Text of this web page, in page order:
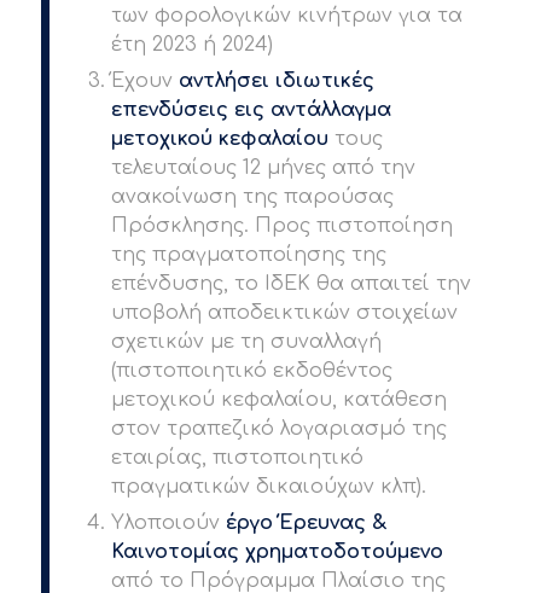
των φορολογικών κινήτρων για τα
έτη 2023 ή 2024)
Έχουν αντλήσει ιδιωτικές
επενδύσεις εις αντάλλαγμα
μετοχικού κεφαλαίου τους
τελευταίους 12 μήνες από την
ανακοίνωση της παρούσας
Πρόσκλησης. Προς πιστοποίηση
της πραγματοποίησης της
επένδυσης, το ΙδΕΚ θα απαιτεί την
υποβολή αποδεικτικών στοιχείων
σχετικών με τη συναλλαγή
(πιστοποιητικό εκδοθέντος
μετοχικού κεφαλαίου, κατάθεση
στον τραπεζικό λογαριασμό της
εταιρίας, πιστοποιητικό
πραγματικών δικαιούχων κλπ).
Υλοποιούν έργο Έρευνας &
Καινοτομίας χρηματοδοτούμενο
από το Πρόγραμμα Πλαίσιο της